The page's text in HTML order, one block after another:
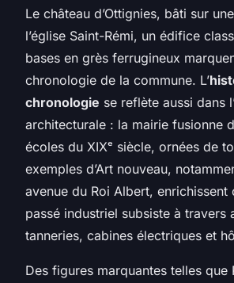
Le château d’Ottignies, bâti sur
l’église Saint-Rémi, un édifice
bases en grès ferrugineux
chronologie de la commune. L’
chronologie se reflète aussi dans
architecturale : la mairie fusionne
écoles du XIXᵉ siècle, ornées de
exemples d’Art nouveau,
avenue du Roi Albert, enrichissent
passé industriel subsiste à travers
tanneries, cabines électriques et
Des figures marquantes telles que